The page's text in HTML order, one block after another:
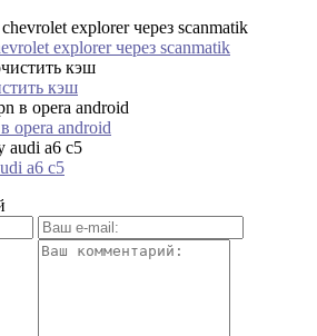
explorer через scanmatik
кэш
opera android
a6 c5